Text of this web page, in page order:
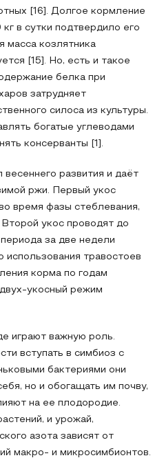
[16]. Долгое кормление
в сутки подтвердило его
масса козлятника
[15]. Но, есть и такое
белка при
затрудняет
силоса из культуры.
богатые углеводами
консерванты [1].
весеннего развития и даёт
ржи. Первый укос
время фазы стеблевания,
Второй укос проводят до
за две недели
использования травостоев
корма по годам
укосный режим
играют важную роль.
вступать в симбиоз с
бактериями они
но и обогащать им почву,
на ее плодородие.
и урожай,
азота зависят от
макро- и микросимбионтов.